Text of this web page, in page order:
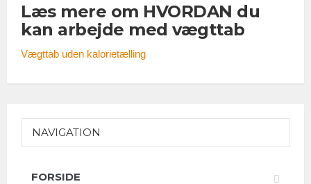
Læs mere om HVORDAN du
kan arbejde med vægttab
Vægttab uden kalorietælling
NAVIGATION
FORSIDE